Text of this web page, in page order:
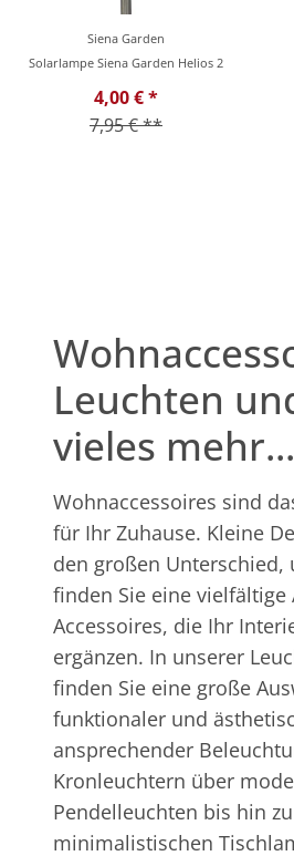
Siena Garden
Solarlampe Siena Garden Helios 2
4,00 € *
7,95 € **
Leuchten
vieles mehr...
Wohnaccessoires sind
für Ihr Zuhause. Kleine
den großen Unterschied,
finden Sie eine vielfältige
Accessoires, die Ihr
ergänzen. In unserer
finden Sie eine große
funktionaler und
ansprechender
Kronleuchtern über
Pendelleuchten bis hin zu
minimalistischen